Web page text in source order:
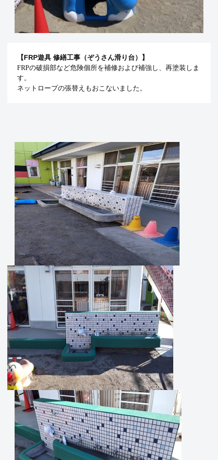
【FRP遊具 修繕工事（ぞうさん滑り台）】
FRPの破損部など危険個所を補修および補強し、再塗装しま
す。
ネットロープの張替えもおこないました。